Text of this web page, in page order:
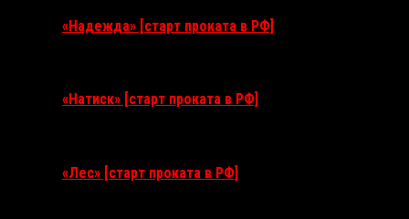
«Надежда» [старт проката в РФ]
«Натиск» [старт проката в РФ]
«Лес» [старт проката в РФ]